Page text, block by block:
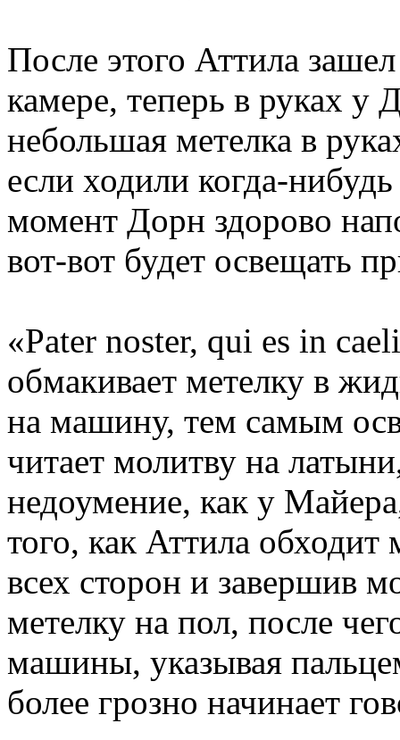
После этого Аттила
камере, теперь в руках у
небольшая метелка в
если ходили когда-
момент Дорн здорово
вот-вот будет освещать
«Pater noster, qui es in
обмакивает метелку в
на машину, тем самым
читает молитву на
недоумение, как у
того, как Аттила обходит
всех сторон и завершив
метелку на пол, после
машины, указывая
более грозно начинает